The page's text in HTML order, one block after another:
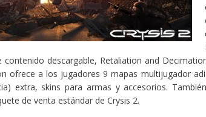
contenido descargable, Retaliation and
ofrece a los jugadores 9 mapas multijugador
extra, skins para armas y accesorios.
de venta estándar de Crysis 2.